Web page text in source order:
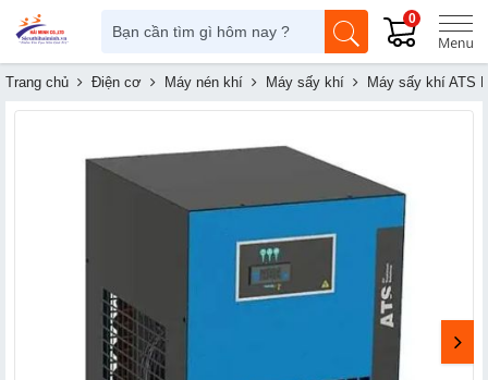
0
Trang chủ Điện cơ Máy nén khí Máy sấy khí Máy sấy khí ATS